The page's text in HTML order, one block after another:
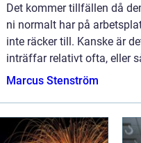
Det kommer tillfällen då
ni normalt har på
inte räcker till. Kanske är
inträffar relativt ofta, eller
enstaka tillfälle. N&...
Marcus Stenström